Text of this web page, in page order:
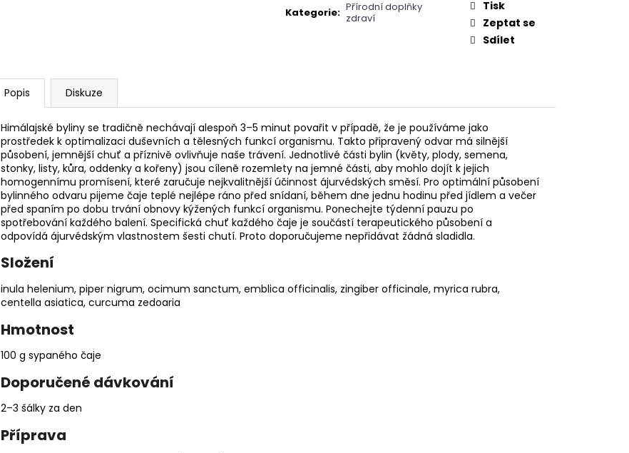
Kategorie: Přírodní doplňky
zdraví
Tisk
Zeptat se
Sdílet
Popis Diskuze
Himálajské byliny se tradičně nechávají alespoň 3–5 minut povařit v případě, že je používáme jako
prostředek k optimalizaci duševních a tělesných funkcí organismu. Takto připravený odvar má silnější
působení, jemnější chuť a příznivě ovlivňuje naše trávení. Jednotlivé části bylin (květy, plody, semena,
stonky, listy, kůra, oddenky a kořeny) jsou cíleně rozemlety na jemné části, aby mohlo dojít k jejich
homogennímu promísení, které zaručuje nejkvalitnější účinnost ájurvédských směsí. Pro optimální působení
bylinného odvaru pijeme čaje teplé nejlépe ráno před snídaní, během dne jednu hodinu před jídlem a večer
před spaním po dobu trvání obnovy kýžených funkcí organismu. Ponechejte týdenní pauzu po
spotřebování každého balení. Specifická chuť každého čaje je součástí terapeutického působení a
odpovídá ájurvédským vlastnostem šesti chutí. Proto doporučujeme nepřidávat žádná sladidla.
Složení
inula helenium, piper nigrum, ocimum sanctum, emblica officinalis, zingiber officinale, myrica rubra,
centella asiatica, curcuma zedoaria
Hmotnost
100 g sypaného čaje
Doporučené dávkování
2–3 šálky za den
Příprava